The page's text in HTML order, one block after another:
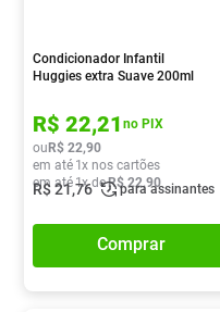
Condicionador Infantil
Huggies extra Suave 200ml
R$ 22,21 no PIX
ouR$ 22,90
em até 1x nos cartões
em até1x deR$ 22,90
R$21,76 para assinantes
Comprar